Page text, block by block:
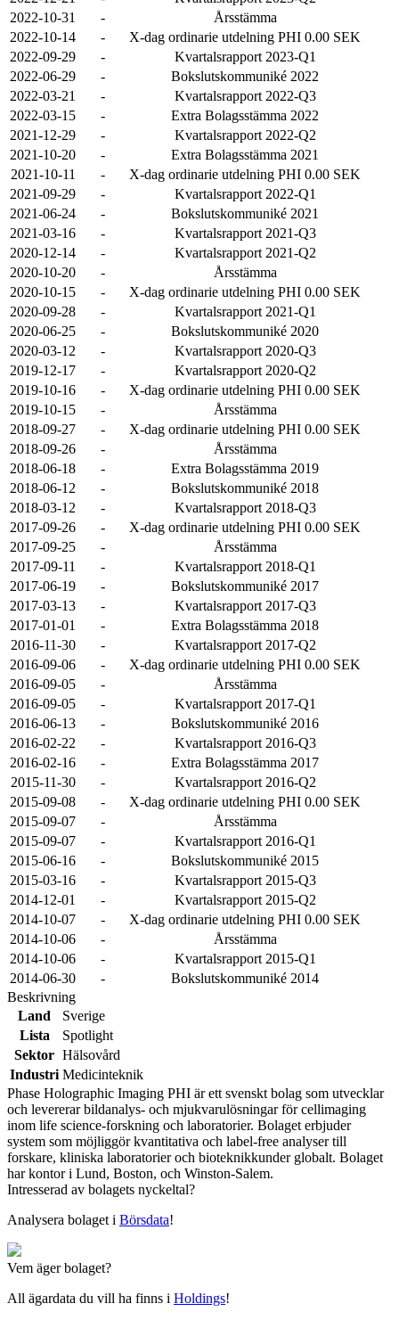
2022-10-31
-
Årsstämma
2022-10-14
-
X-dag ordinarie utdelning PHI 0.00 SEK
2022-09-29
-
Kvartalsrapport 2023-Q1
2022-06-29
-
Bokslutskommuniké 2022
2022-03-21
-
Kvartalsrapport 2022-Q3
2022-03-15
-
Extra Bolagsstämma 2022
2021-12-29
-
Kvartalsrapport 2022-Q2
2021-10-20
-
Extra Bolagsstämma 2021
2021-10-11
-
X-dag ordinarie utdelning PHI 0.00 SEK
2021-09-29
-
Kvartalsrapport 2022-Q1
2021-06-24
-
Bokslutskommuniké 2021
2021-03-16
-
Kvartalsrapport 2021-Q3
2020-12-14
-
Kvartalsrapport 2021-Q2
2020-10-20
-
Årsstämma
2020-10-15
-
X-dag ordinarie utdelning PHI 0.00 SEK
2020-09-28
-
Kvartalsrapport 2021-Q1
2020-06-25
-
Bokslutskommuniké 2020
2020-03-12
-
Kvartalsrapport 2020-Q3
2019-12-17
-
Kvartalsrapport 2020-Q2
2019-10-16
-
X-dag ordinarie utdelning PHI 0.00 SEK
2019-10-15
-
Årsstämma
2018-09-27
-
X-dag ordinarie utdelning PHI 0.00 SEK
2018-09-26
-
Årsstämma
2018-06-18
-
Extra Bolagsstämma 2019
2018-06-12
-
Bokslutskommuniké 2018
2018-03-12
-
Kvartalsrapport 2018-Q3
2017-09-26
-
X-dag ordinarie utdelning PHI 0.00 SEK
2017-09-25
-
Årsstämma
2017-09-11
-
Kvartalsrapport 2018-Q1
2017-06-19
-
Bokslutskommuniké 2017
2017-03-13
-
Kvartalsrapport 2017-Q3
2017-01-01
-
Extra Bolagsstämma 2018
2016-11-30
-
Kvartalsrapport 2017-Q2
2016-09-06
-
X-dag ordinarie utdelning PHI 0.00 SEK
2016-09-05
-
Årsstämma
2016-09-05
-
Kvartalsrapport 2017-Q1
2016-06-13
-
Bokslutskommuniké 2016
2016-02-22
-
Kvartalsrapport 2016-Q3
2016-02-16
-
Extra Bolagsstämma 2017
2015-11-30
-
Kvartalsrapport 2016-Q2
2015-09-08
-
X-dag ordinarie utdelning PHI 0.00 SEK
2015-09-07
-
Årsstämma
2015-09-07
-
Kvartalsrapport 2016-Q1
2015-06-16
-
Bokslutskommuniké 2015
2015-03-16
-
Kvartalsrapport 2015-Q3
2014-12-01
-
Kvartalsrapport 2015-Q2
2014-10-07
-
X-dag ordinarie utdelning PHI 0.00 SEK
2014-10-06
-
Årsstämma
2014-10-06
-
Kvartalsrapport 2015-Q1
2014-06-30
-
Bokslutskommuniké 2014
Beskrivning
Land
Sverige
Lista
Spotlight
Sektor Hälsovård
Industri Medicinteknik
Phase Holographic Imaging PHI är ett svenskt bolag som utvecklar
och levererar bildanalys- och mjukvarulösningar för cellimaging
inom life science-forskning och laboratorier. Bolaget erbjuder
system som möjliggör kvantitativa och label-free analyser till
forskare, kliniska laboratorier och bioteknikkunder globalt. Bolaget
har kontor i Lund, Boston, och Winston-Salem.
Intresserad av bolagets nyckeltal?
Analysera bolaget i Börsdata!
Vem äger bolaget?
All ägardata du vill ha finns i Holdings!